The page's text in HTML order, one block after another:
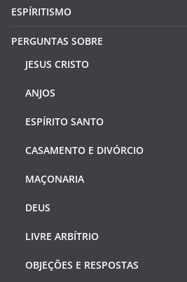
ESPÍRITISMO
PERGUNTAS SOBRE
JESUS CRISTO
ANJOS
ESPÍRITO SANTO
CASAMENTO E DIVÓRCIO
MAÇONARIA
DEUS
LIVRE ARBÍTRIO
OBJEÇÕES E RESPOSTAS